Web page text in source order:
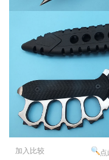
加入比较